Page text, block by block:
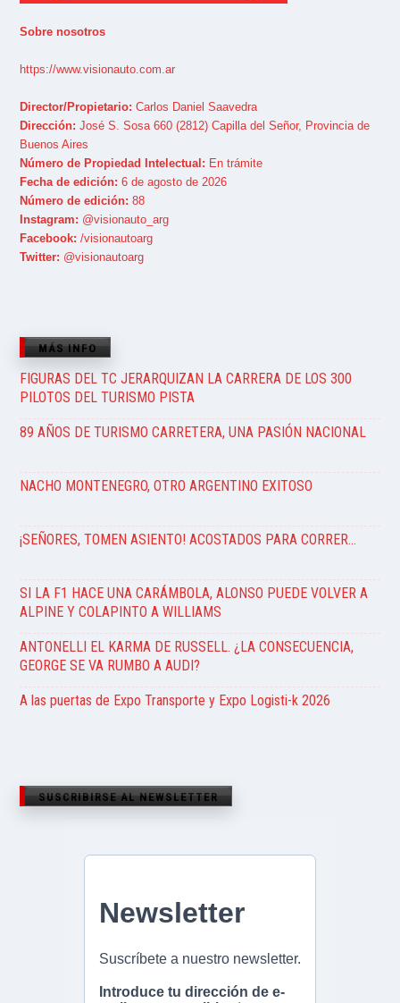
Sobre nosotros
https://www.visionauto.com.ar
Director/Propietario: Carlos Daniel Saavedra
Dirección: José S. Sosa 660 (2812) Capilla del Señor, Provincia de
Buenos Aires
Número de Propiedad Intelectual: En trámite
Fecha de edición: 6 de agosto de 2026
Número de edición: 88
Instagram: @visionauto_arg
Facebook: /visionautoarg
Twitter: @visionautoarg
MÁS INFO
FIGURAS DEL TC JERARQUIZAN LA CARRERA DE LOS 300
PILOTOS DEL TURISMO PISTA
89 AÑOS DE TURISMO CARRETERA, UNA PASIÓN NACIONAL
NACHO MONTENEGRO, OTRO ARGENTINO EXITOSO
¡SEÑORES, TOMEN ASIENTO! ACOSTADOS PARA CORRER…
SI LA F1 HACE UNA CARÁMBOLA, ALONSO PUEDE VOLVER A
ALPINE Y COLAPINTO A WILLIAMS
ANTONELLI EL KARMA DE RUSSELL. ¿LA CONSECUENCIA,
GEORGE SE VA RUMBO A AUDI?
A las puertas de Expo Transporte y Expo Logisti-k 2026
SUSCRIBIRSE AL NEWSLETTER